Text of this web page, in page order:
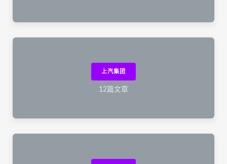
上汽集团
12篇文章